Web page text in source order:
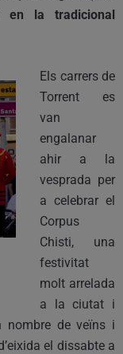
en la tradicional
Els carrers de
Torrent es
van
engalanar
ahir a la
vesprada per
a celebrar el
Corpus
Chisti, una
festivitat
molt arrelada
a la ciutat i
nombre de veïns i
el dissabte a